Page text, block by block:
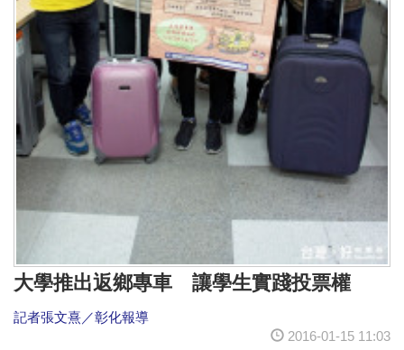
大學推出返鄉專車 讓學生實踐投票權
記者張文熹／彰化報導
2016-01-15 11:03